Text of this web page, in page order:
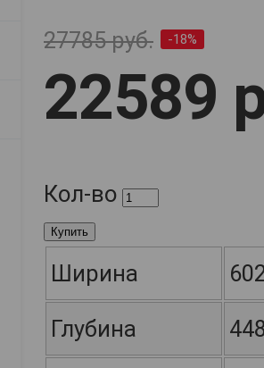
27785 руб. -18%
22589
Кол-во
Купить
Ширина
Глубина